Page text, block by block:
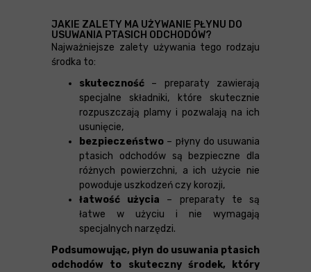
JAKIE ZALETY MA UŻYWANIE PŁYNU DO
USUWANIA PTASICH ODCHODÓW?
Najważniejsze zalety używania tego rodzaju
środka to:
skuteczność – preparaty zawierają
specjalne składniki, które skutecznie
rozpuszczają plamy i pozwalają na ich
usunięcie,
bezpieczeństwo – płyny do usuwania
ptasich odchodów są bezpieczne dla
różnych powierzchni, a ich użycie nie
powoduje uszkodzeń czy korozji,
łatwość użycia – preparaty te są
łatwe w użyciu i nie wymagają
specjalnych narzędzi.
Podsumowując, płyn do usuwania ptasich
odchodów to skuteczny środek, który